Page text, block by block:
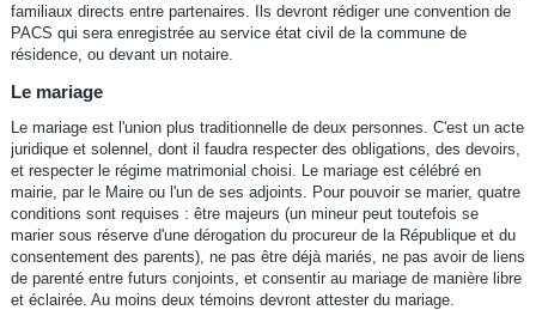
familiaux directs entre partenaires. Ils devront rédiger une convention de
PACS qui sera enregistrée au service état civil de la commune de
résidence, ou devant un notaire.
Le mariage
Le mariage est l'union plus traditionnelle de deux personnes. C'est un acte
juridique et solennel, dont il faudra respecter des obligations, des devoirs,
et respecter le régime matrimonial choisi. Le mariage est célébré en
mairie, par le Maire ou l'un de ses adjoints. Pour pouvoir se marier, quatre
conditions sont requises : être majeurs (un mineur peut toutefois se
marier sous réserve d'une dérogation du procureur de la République et du
consentement des parents), ne pas être déjà mariés, ne pas avoir de liens
de parenté entre futurs conjoints, et consentir au mariage de manière libre
et éclairée. Au moins deux témoins devront attester du mariage.